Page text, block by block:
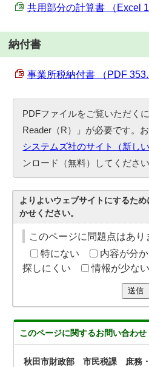
共用部分の計算書 （Excel
納付書
事業所税納付書 （PDF
PDFファイルをご覧いただく
Reader（R）」が必要です。
システムズ社のサイト（新し
ンロード（無料）してください
よりよいウェブサイトにするた
かせください。
このページに問題点はあり
特にない
内容が分
探しにくい
情報が少ない
送信
このページに関するお問い合わせ
秋田市財政部 市民税課 庶務